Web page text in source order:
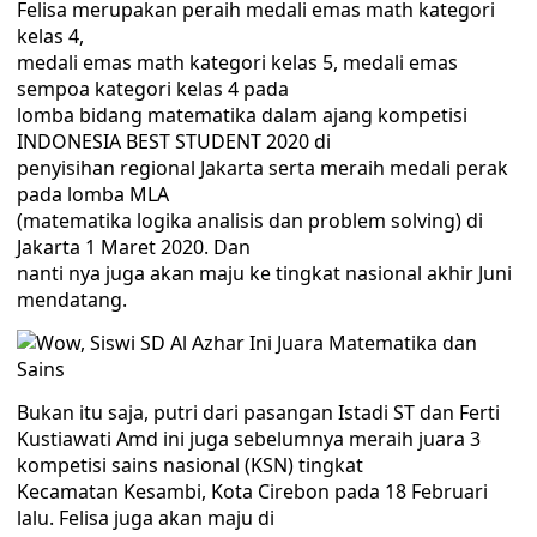
Felisa merupakan peraih medali emas math kategori
kelas 4,
medali emas math kategori kelas 5, medali emas
sempoa kategori kelas 4 pada
lomba bidang matematika dalam ajang kompetisi
INDONESIA BEST STUDENT 2020 di
penyisihan regional Jakarta serta meraih medali perak
pada lomba MLA
(matematika logika analisis dan problem solving) di
Jakarta 1 Maret 2020. Dan
nanti nya juga akan maju ke tingkat nasional akhir Juni
mendatang.
Bukan itu saja, putri dari pasangan Istadi ST dan Ferti
Kustiawati Amd ini juga sebelumnya meraih juara 3
kompetisi sains nasional (KSN) tingkat
Kecamatan Kesambi, Kota Cirebon pada 18 Februari
lalu. Felisa juga akan maju di